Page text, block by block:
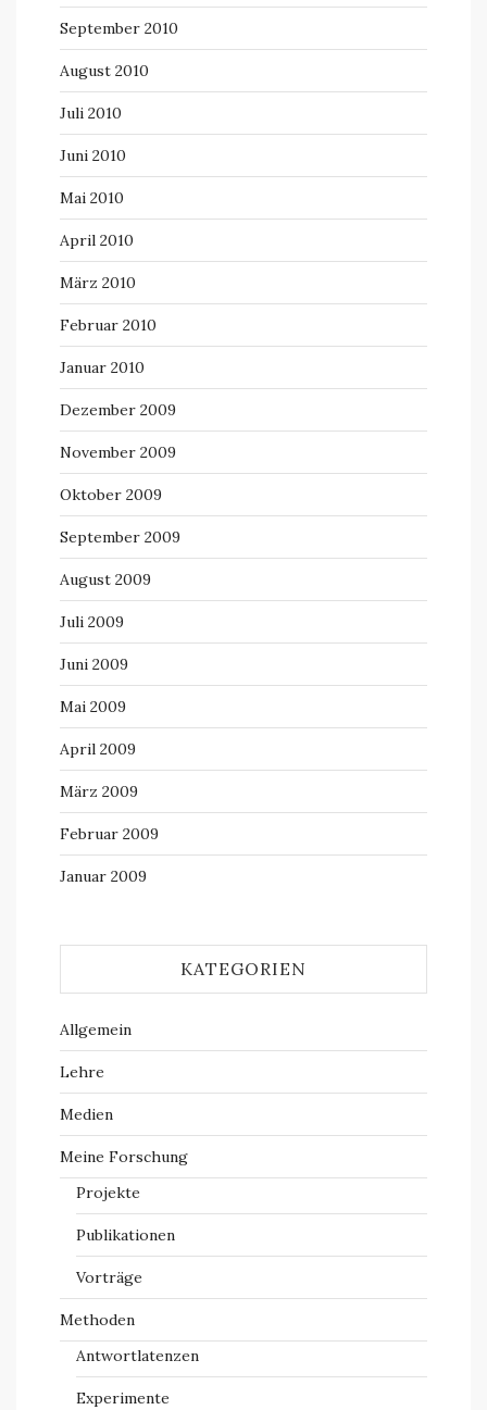
September 2010
August 2010
Juli 2010
Juni 2010
Mai 2010
April 2010
März 2010
Februar 2010
Januar 2010
Dezember 2009
November 2009
Oktober 2009
September 2009
August 2009
Juli 2009
Juni 2009
Mai 2009
April 2009
März 2009
Februar 2009
Januar 2009
KATEGORIEN
Allgemein
Lehre
Medien
Meine Forschung
Projekte
Publikationen
Vorträge
Methoden
Antwortlatenzen
Experimente